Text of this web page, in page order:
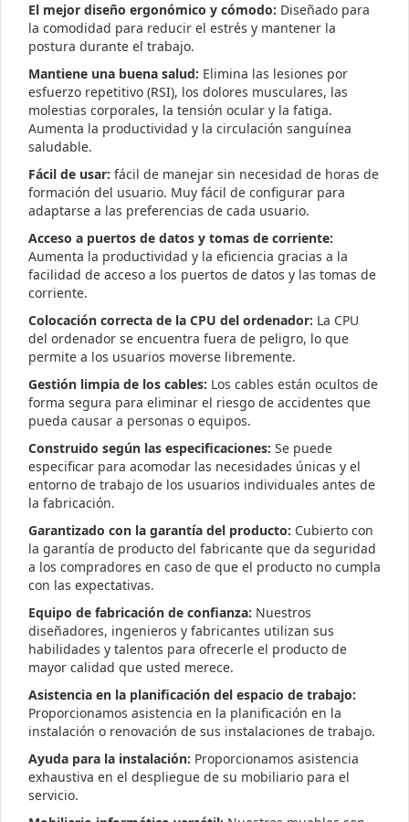
El mejor diseño ergonómico y cómodo: Diseñado para
la comodidad para reducir el estrés y mantener la
postura durante el trabajo.
Mantiene una buena salud: Elimina las lesiones por
esfuerzo repetitivo (RSI), los dolores musculares, las
molestias corporales, la tensión ocular y la fatiga.
Aumenta la productividad y la circulación sanguínea
saludable.
Fácil de usar: fácil de manejar sin necesidad de horas de
formación del usuario. Muy fácil de configurar para
adaptarse a las preferencias de cada usuario.
Acceso a puertos de datos y tomas de corriente:
Aumenta la productividad y la eficiencia gracias a la
facilidad de acceso a los puertos de datos y las tomas de
corriente.
Colocación correcta de la CPU del ordenador: La CPU
del ordenador se encuentra fuera de peligro, lo que
permite a los usuarios moverse libremente.
Gestión limpia de los cables: Los cables están ocultos de
forma segura para eliminar el riesgo de accidentes que
pueda causar a personas o equipos.
Construido según las especificaciones: Se puede
especificar para acomodar las necesidades únicas y el
entorno de trabajo de los usuarios individuales antes de
la fabricación.
Garantizado con la garantía del producto: Cubierto con
la garantía de producto del fabricante que da seguridad
a los compradores en caso de que el producto no cumpla
con las expectativas.
Equipo de fabricación de confianza: Nuestros
diseñadores, ingenieros y fabricantes utilizan sus
habilidades y talentos para ofrecerle el producto de
mayor calidad que usted merece.
Asistencia en la planificación del espacio de trabajo:
Proporcionamos asistencia en la planificación en la
instalación o renovación de sus instalaciones de trabajo.
Ayuda para la instalación: Proporcionamos asistencia
exhaustiva en el despliegue de su mobiliario para el
servicio.